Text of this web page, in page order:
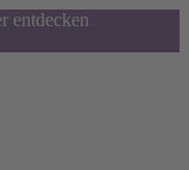
entdecken